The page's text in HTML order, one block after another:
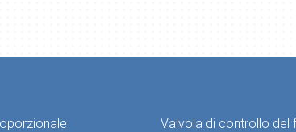
Valvola di controllo del